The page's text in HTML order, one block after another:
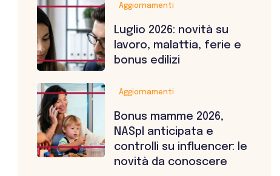
Aggiornamenti
Luglio 2026: novità su
lavoro, malattia, ferie e
bonus edilizi
Aggiornamenti
Bonus mamme 2026,
NASpI anticipata e
controlli su influencer: le
novità da conoscere